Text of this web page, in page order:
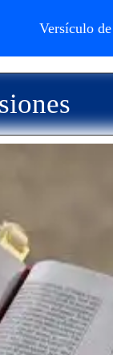
Versículo